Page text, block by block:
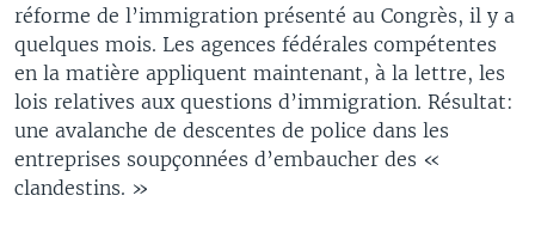
REPORTAGES
VOUS + NOUS
CARNET DE SANTÉ
L'AMÉRIQUE ET VOUS
DIALOGUE DES RELIGIONS
RM SHOW
SANGO
Langues
réforme de l’immigration présenté au Congrès, il y a
quelques mois. Les agences fédérales compétentes
en la matière appliquent maintenant, à la lettre, les
lois relatives aux questions d’immigration. Résultat:
une avalanche de descentes de police dans les
entreprises soupçonnées d’embaucher des «
clandestins. »